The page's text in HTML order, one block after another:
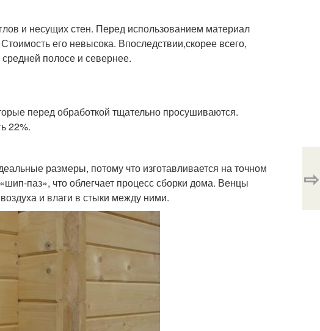
и несущих стен. Перед использованием материал
его невысока. Впоследствии,скорее всего,
полосе и севернее.
перед обработкой тщательно просушиваются.
22%.
размеры, потому что изготавливается на точном
паз», что облегчает процесс сборки дома. Венцы
и влаги в стыки между ними.
⇨